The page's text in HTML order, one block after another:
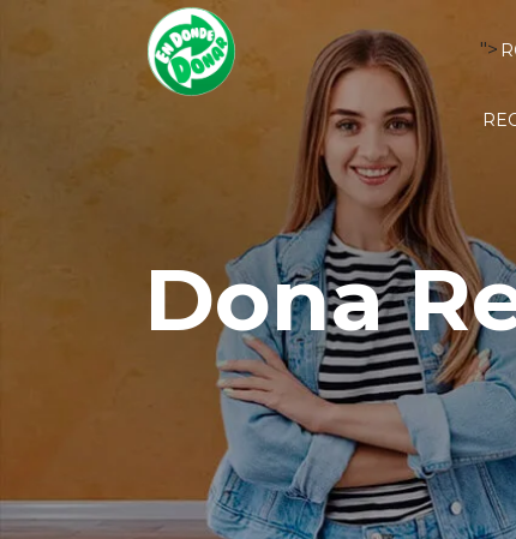
">
Dona